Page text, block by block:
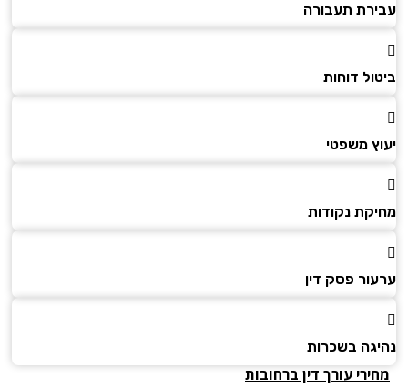
תעבורה
דוחות
משפטי
נקודות
פסק דין
בשכרות
עורך דין ברחובות